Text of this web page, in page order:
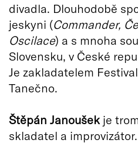
divadla. Dlouhodobě
jeskyni (Commander,
Oscilace) a s mnoha
Slovensku, v České
Je zakladatelem
Tanečno.
Štěpán Janoušek je
skladatel a